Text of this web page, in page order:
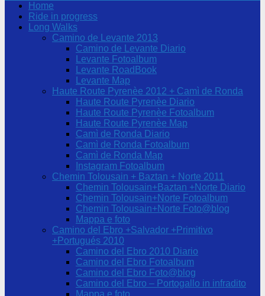
Home
Ride in progress
Long Walks
Camino de Levante 2013
Camino de Levante Diario
Levante Fotoalbum
Levante RoadBook
Levante Map
Haute Route Pyrenèe 2012 + Camì de Ronda
Haute Route Pyrenèe Diario
Haute Route Pyrenèe Fotoalbum
Haute Route Pyrenèe Map
Camì de Ronda Diario
Camì de Ronda Fotoalbum
Camì de Ronda Map
Instagram Fotoalbum
Chemin Tolousain + Baztan + Norte 2011
Chemin Tolousain+Baztan +Norte Diario
Chemin Tolousain+Norte Fotoalbum
Chemin Tolousain+Norte Foto@blog
Mappa e foto
Camino del Ebro +Salvador +Primitivo
+Portugués 2010
Camino del Ebro 2010 Diario
Camino del Ebro Fotoalbum
Camino del Ebro Foto@blog
Camino del Ebro – Portogallo in infradito
Mappa e foto